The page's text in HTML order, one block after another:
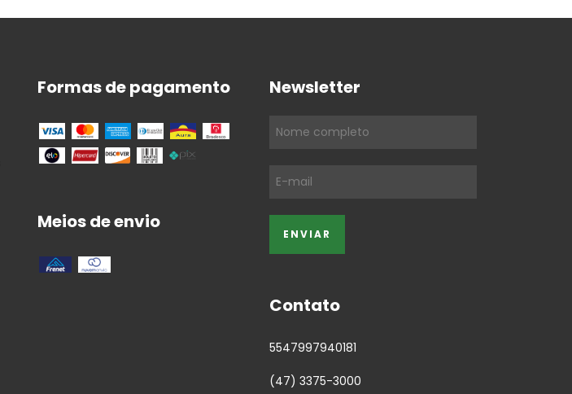
Formas de pagamento
Meios de envio
Newsletter
Contato
5547997940181
(47) 3375-3000